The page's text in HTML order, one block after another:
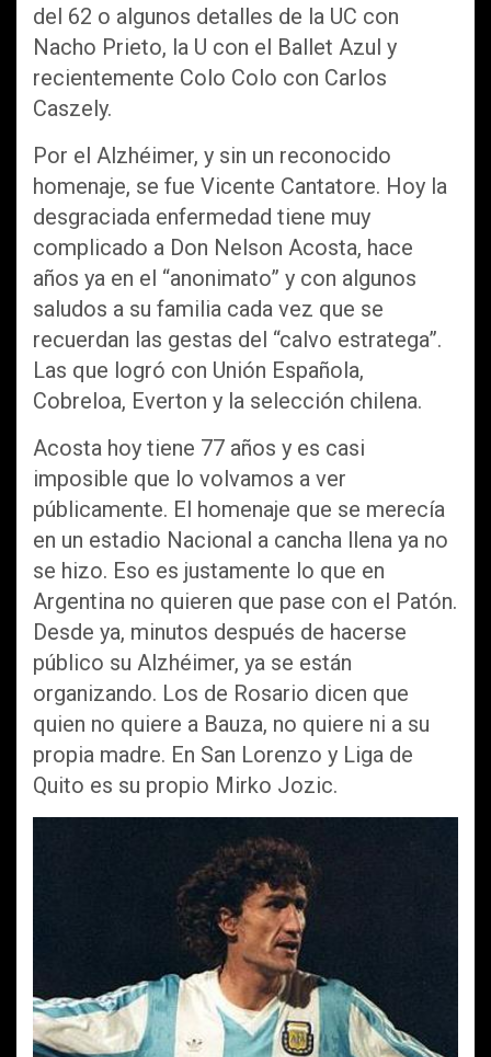
del 62 o algunos detalles de la UC con
Nacho Prieto, la U con el Ballet Azul y
recientemente Colo Colo con Carlos
Caszely.
Por el Alzhéimer, y sin un reconocido
homenaje, se fue Vicente Cantatore. Hoy la
desgraciada enfermedad tiene muy
complicado a Don Nelson Acosta, hace
años ya en el “anonimato” y con algunos
saludos a su familia cada vez que se
recuerdan las gestas del “calvo estratega”.
Las que logró con Unión Española,
Cobreloa, Everton y la selección chilena.
Acosta hoy tiene 77 años y es casi
imposible que lo volvamos a ver
públicamente. El homenaje que se merecía
en un estadio Nacional a cancha llena ya no
se hizo. Eso es justamente lo que en
Argentina no quieren que pase con el Patón.
Desde ya, minutos después de hacerse
público su Alzhéimer, ya se están
organizando. Los de Rosario dicen que
quien no quiere a Bauza, no quiere ni a su
propia madre. En San Lorenzo y Liga de
Quito es su propio Mirko Jozic.